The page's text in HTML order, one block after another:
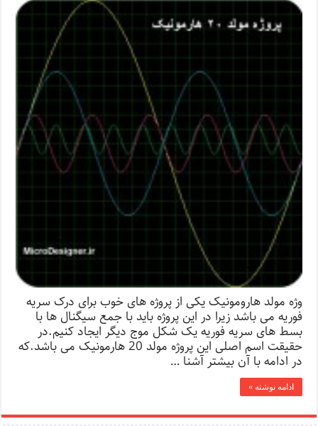
وژه مولد هارومونیک یکی از پروژه های خوب برای درک سریه
فوریه می باشد زیرا در این پروژه باید با جمع سیگنال ها با
بسط های سریه فوریه یک شکل موج دیگر ایجاد کنیم.در
حقیقت اسم اصلی این پروژه مولد 20 هارمونیک می باشد.که
در ادامه با آن بیشتر آشنا …
ادامه نوشته »